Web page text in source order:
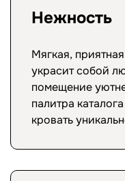
Нежность
Мягкая,
украсит собой
помещение
палитра
кровать